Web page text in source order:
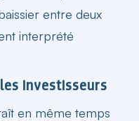
entre deux
interprété
investisseurs​
en même temps